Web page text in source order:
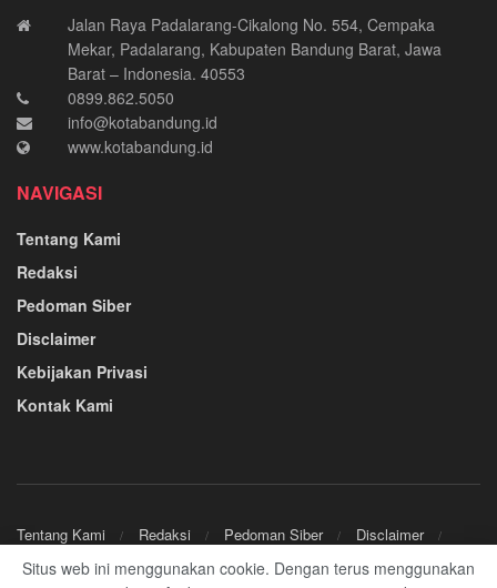
Jalan Raya Padalarang-Cikalong No. 554, Cempaka
Mekar, Padalarang, Kabupaten Bandung Barat, Jawa
Barat – Indonesia. 40553
0899.862.5050
info@kotabandung.id
www.kotabandung.id
NAVIGASI
Tentang Kami
Redaksi
Pedoman Siber
Disclaimer
Kebijakan Privasi
Kontak Kami
Tentang Kami Redaksi Pedoman Siber
Disclaimer
Situs web ini menggunakan cookie. Dengan terus menggunakan